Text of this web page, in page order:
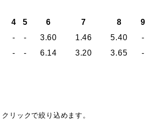
4 5 6 7 8
9
- - 3.60 1.46 5.40
-
- - 6.14 3.20 3.65 -
リックで絞り込めます。